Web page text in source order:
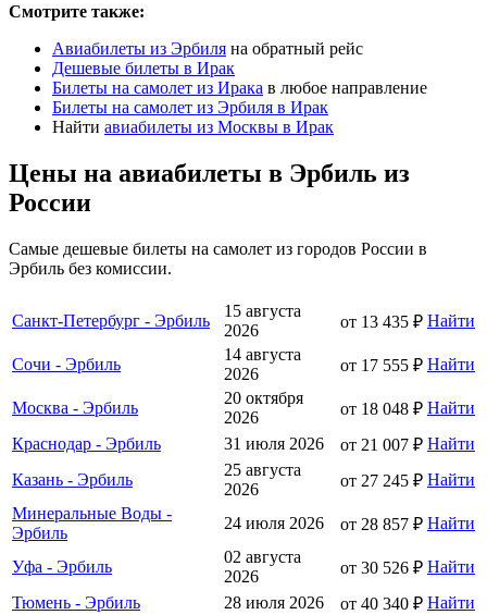
Смотрите также:
Авиабилеты из Эрбиля на обратный рейс
Дешевые билеты в Ирак
Билеты на самолет из Ирака в любое направление
Билеты на самолет из Эрбиля в Ирак
Найти авиабилеты из Москвы в Ирак
Цены на авиабилеты в Эрбиль из
России
Самые дешевые билеты на самолет из городов России в
Эрбиль без комиссии.
Санкт-Петербург - Эрбиль
15 августа
2026
от 13 435 ₽ Найти
Сочи - Эрбиль
14 августа
2026
от 17 555 ₽ Найти
Москва - Эрбиль
20 октября
2026
от 18 048 ₽ Найти
Краснодар - Эрбиль
31 июля 2026 от 21 007 ₽ Найти
Казань - Эрбиль
25 августа
2026
от 27 245 ₽ Найти
Минеральные Воды -
Эрбиль
24 июля 2026 от 28 857 ₽ Найти
Уфа - Эрбиль
02 августа
2026
от 30 526 ₽ Найти
Тюмень - Эрбиль
28 июля 2026 от 40 340 ₽ Найти